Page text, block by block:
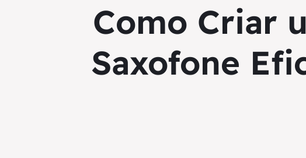
Como Criar
Saxofone